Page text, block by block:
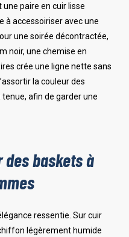
une paire en cuir lisse
à accessoiriser avec une
une soirée décontractée,
noir, une chemise en
crée une ligne nette sans
la couleur des
afin de garder une
baskets à
ressentie. Sur cuir
légèrement humide